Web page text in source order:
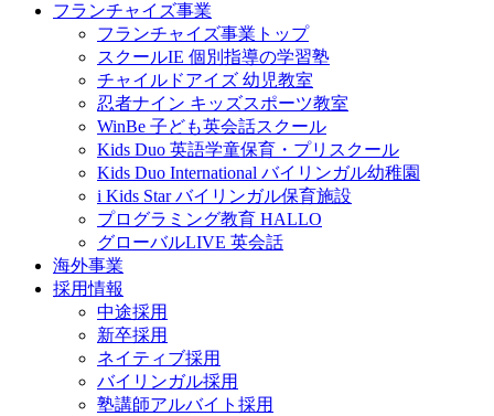
フランチャイズ事業
フランチャイズ事業トップ
スクールIE 個別指導の学習塾
チャイルドアイズ 幼児教室
忍者ナイン キッズスポーツ教室
WinBe 子ども英会話スクール
Kids Duo 英語学童保育・プリスクール
Kids Duo International バイリンガル幼稚園
i Kids Star バイリンガル保育施設
プログラミング教育 HALLO
グローバルLIVE 英会話
海外事業
採用情報
中途採用
新卒採用
ネイティブ採用
バイリンガル採用
塾講師アルバイト採用